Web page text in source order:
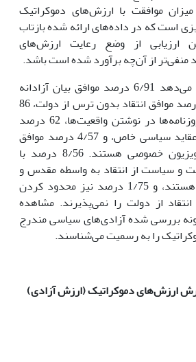
موافقت با ارزش‌هاى دموکراتیک
است که در داده‌هاى ارائه شده بازتاب
ارزیابى از وضع رعایت ارزش‌هاى
منفى‌تر از آن‌چه برآورد شده است باشد.
جدول شماره 1 نشان مى‌دهد 6/91 درصد موافق بیان آزادانه
مسائل جامعه، 5/84 درصد موافق انتقاد بدون ترس از دولت، 86
درصد موافق آزادى روزنامه‌ها در نوشتن واقعیت‌ها، 62 درصد
موافق آزادى داشتن عقاید سیاسى خاص، و 4/57 درصد موافق
راه‌اندازى رادیو و تلویزیون خصوصى هستند. 8/56 درصد با
و سیاست از انتقاد به واسطه مقدس و
الهى بودن آن مخالف هستند، و 1/75 درصد نیز محدود کردن
از دولت را نمى‌پذیرند. مشاهده
بررسى شده آزادى‌هاى سیاسى مندرج
را به رسمیت مى‌شناسند.
هاى دموکراتیک (ارزش آزادى)